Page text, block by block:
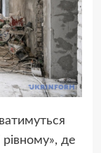
рівному», де